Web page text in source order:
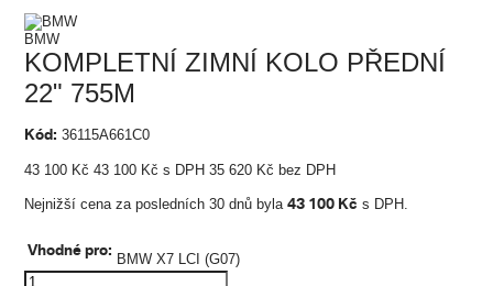
BMW
KOMPLETNÍ ZIMNÍ KOLO PŘEDNÍ
22" 755M
Kód: 36115A661C0
43 100 Kč 43 100 Kčs DPH 35 620 Kč bez DPH
Nejnižší cena za posledních 30 dnů byla43 100Kč s DPH.
Vhodné pro: BMW X7 LCI (G07)